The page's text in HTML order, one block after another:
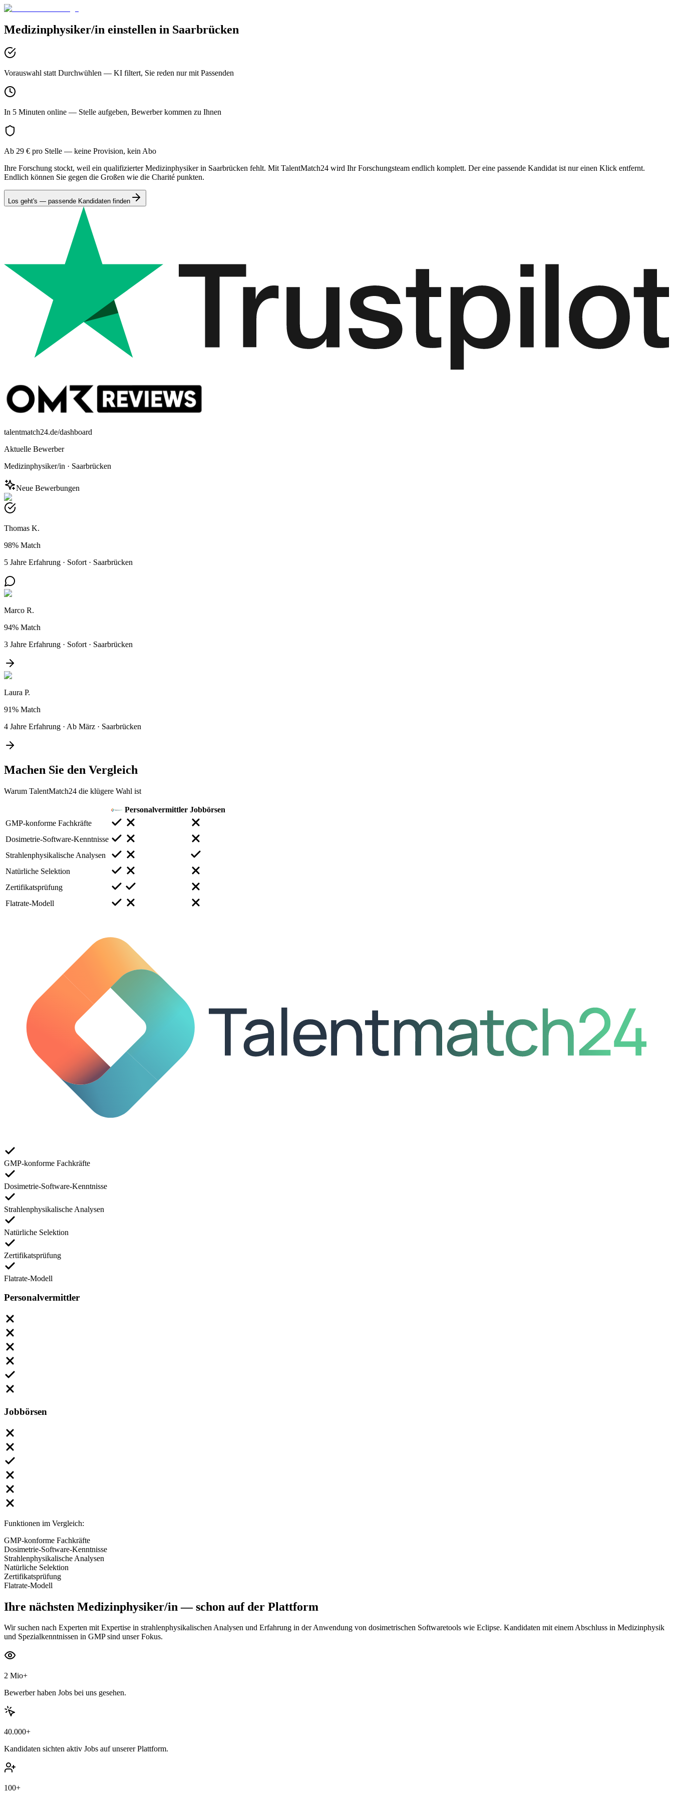
Medizinphysiker/in einstellen in Saarbrücken
Vorauswahl statt Durchwühlen — KI filtert, Sie reden nur mit Passenden
In 5 Minuten online — Stelle aufgeben, Bewerber kommen zu Ihnen
Ab 29 € pro Stelle — keine Provision, kein Abo
Ihre Forschung stockt, weil ein qualifizierter Medizinphysiker in Saarbrücken fehlt. Mit TalentMatch24 wird Ihr Forschungsteam endlich komplett. Der eine passende Kandidat ist nur einen Klick entfernt.
Endlich können Sie gegen die Großen wie die Charité punkten.
Los geht's — passende Kandidaten finden
talentmatch24.de/dashboard
Aktuelle Bewerber
Medizinphysiker/in · Saarbrücken
Neue Bewerbungen
Thomas K.
98% Match
5 Jahre Erfahrung · Sofort · Saarbrücken
Marco R.
94% Match
3 Jahre Erfahrung · Sofort · Saarbrücken
Laura P.
91% Match
4 Jahre Erfahrung · Ab März · Saarbrücken
Machen Sie den Vergleich
Warum TalentMatch24 die klügere Wahl ist
Personalvermittler Jobbörsen
GMP-konforme Fachkräfte
Dosimetrie-Software-Kenntnisse
Strahlenphysikalische Analysen
Natürliche Selektion
Zertifikatsprüfung
Flatrate-Modell
GMP-konforme Fachkräfte
Dosimetrie-Software-Kenntnisse
Strahlenphysikalische Analysen
Natürliche Selektion
Zertifikatsprüfung
Flatrate-Modell
Personalvermittler
Jobbörsen
Funktionen im Vergleich:
GMP-konforme Fachkräfte
Dosimetrie-Software-Kenntnisse
Strahlenphysikalische Analysen
Natürliche Selektion
Zertifikatsprüfung
Flatrate-Modell
Ihre nächsten Medizinphysiker/in — schon auf der Plattform
Wir suchen nach Experten mit Expertise in strahlenphysikalischen Analysen und Erfahrung in der Anwendung von dosimetrischen Softwaretools wie Eclipse. Kandidaten mit einem Abschluss in Medizinphysik
und Spezialkenntnissen in GMP sind unser Fokus.
2 Mio+
Bewerber haben Jobs bei uns gesehen.
40.000+
Kandidaten sichten aktiv Jobs auf unserer Plattform.
100+